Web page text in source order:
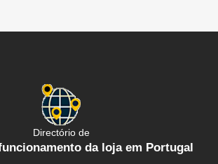
Directório de
da loja em Portugal